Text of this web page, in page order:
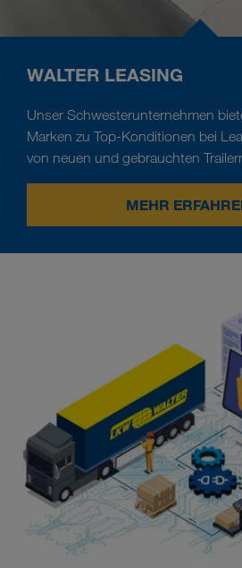
WALTER LEASING
Unser Schwesterunternehmen
Marken zu Top-Konditionen bei
von neuen und gebrauchten
MEHR